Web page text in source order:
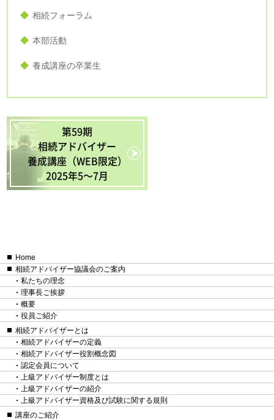
相続フォーラム
本部活動
養成講座の卒業生
第59期
相続アドバイザー
養成講座（WEB限定）
2025年5〜7月
Home
相続アドバイザー協議会のご案内
私たちの理念
理事長ご挨拶
概要
役員ご紹介
相続アドバイザーとは
相続アドバイザーの定義
相続アドバイザー役割概念図
認定会員について
上級アドバイザー制度とは
上級アドバイザーの紹介
上級アドバイザー資格及び試験に関する規則
講座のご紹介